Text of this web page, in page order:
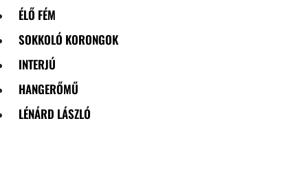
ÉLŐ FÉM
SOKKOLÓ KORONGOK
INTERJÚ
HANGERŐMŰ
LÉNÁRD LÁSZLÓ